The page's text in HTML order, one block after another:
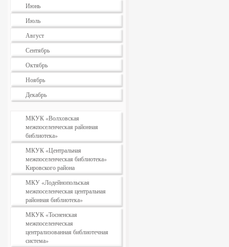
Июнь
Июль
Август
Сентябрь
Октябрь
Ноябрь
Декабрь
МКУК «Волховская
межпоселенческая районная
библиотека»
МКУК «Центральная
межпоселенческая библиотека»
Кировского района
МКУ «Лодейнопольская
межпоселенческая центральная
районная библиотека»
МКУК «Тосненская
межпоселенческая
централизованная библиотечная
система»